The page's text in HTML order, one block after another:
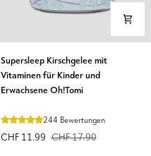
Supersleep
Kirschgelee
mit
für
und
Supersleep Kirschgelee mit
Vitaminen für Kinder und
Erwachsene Oh!Tomi
244 Bewertungen
CHF 11.99 CHF 17.90